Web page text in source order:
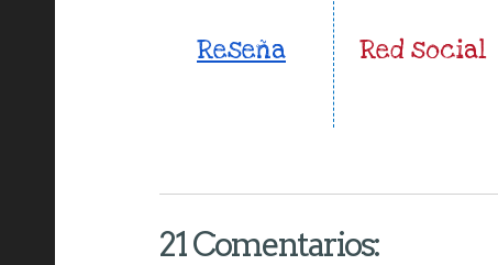
Reseña Red social
21 Comentarios: